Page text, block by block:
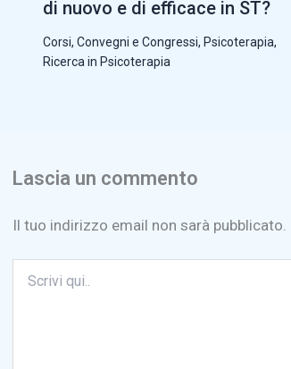
di nuovo e di efficace in ST?
Corsi, Convegni e Congressi, Psicoterapia,
Ricerca in Psicoterapia
Lascia un commento
Il tuo indirizzo email non sarà pubblicato.
qui..